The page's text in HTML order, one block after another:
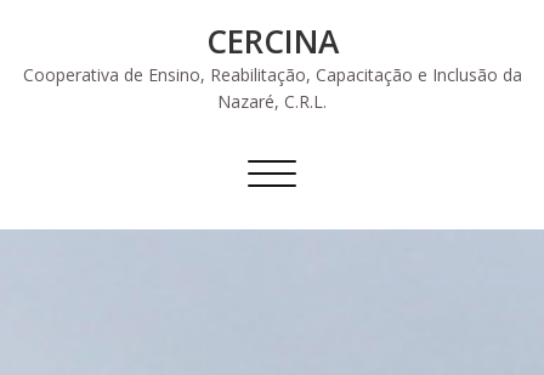
CERCINA
Cooperativa de Ensino, Reabilitação, Capacitação e Inclusão da
Nazaré, C.R.L.
Alternar
navegação